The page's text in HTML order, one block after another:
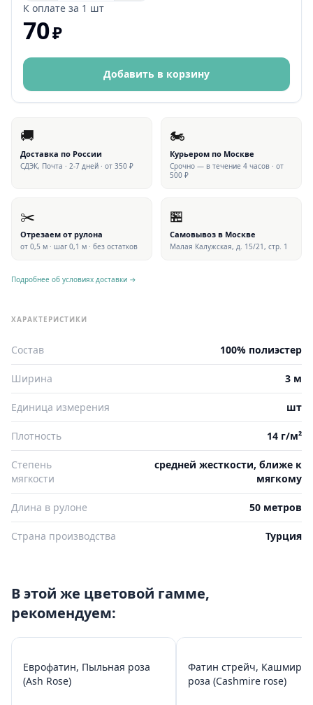
К оплате за 1 шт
70₽
Добавить в корзину
🚚
Доставка по России
СДЭК, Почта · 2-7 дней · от 350 ₽
🏍
Курьером по Москве
Срочно — в течение 4 часов · от
500 ₽
✂️
Отрезаем от рулона
от 0,5 м · шаг 0,1 м · без остатков
🏪
Самовывоз в Москве
Малая Калужская, д. 15/21, стр. 1
Подробнее об условиях доставки →
ХАРАКТЕРИСТИКИ
Состав 100% полиэстер
Ширина 3 м
Единица измерения шт
Плотность 14 г/м²
Степень
мягкости
средней жесткости, ближе к
мягкому
Длина в рулоне 50 метров
Страна производства Турция
В этой же цветовой гамме,
рекомендуем:
Еврофатин, Пыльная роза
(Ash Rose)
Фатин стрейч,
роза (Cashmire rose)